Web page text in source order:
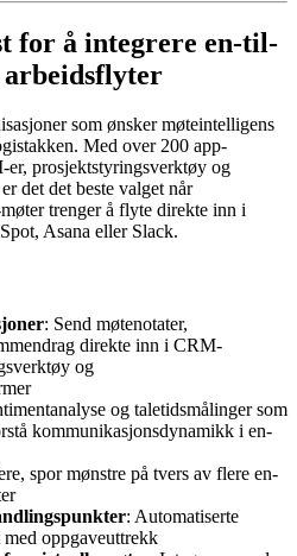
for å integrere en-til-
som ønsker møteintelligens
Med over 200 app-
prosjektstyringsverktøy og
det det beste valget når
trenger å flyte direkte inn i
Asana eller Slack.
: Send møtenotater,
direkte inn i CRM-
og
og taletidsmålinger som
kommunikasjonsdynamikk i en-
spor mønstre på tvers av flere en-
: Automatiserte
med oppgaveuttrekk